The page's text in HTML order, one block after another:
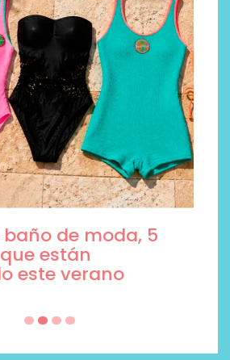
baño de moda, 5
están
este verano